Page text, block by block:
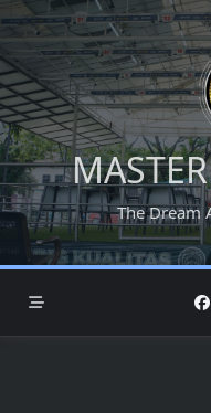
Skip
to
content
The Dream